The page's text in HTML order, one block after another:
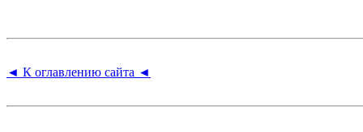
◄ К оглавлению сайта ◄